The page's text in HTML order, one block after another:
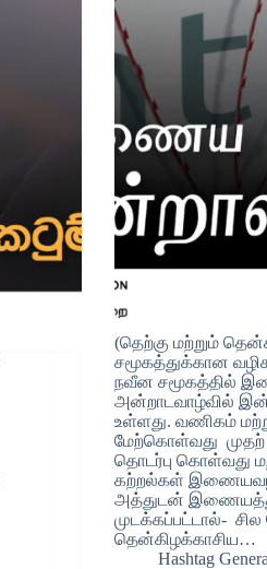
(தெற்கு மற்றும்
சமூகத்துக்கான
நவீன சமூகத்தில்
அன்றாடவாழ்வில்
உள்ளது. வணிகம்
மேற்கொள்வது
தொடர்பு கொள்வது
கற்றல்கள்
அத்துடன்
முடக்கப்பட்டால்- சில
தென்கிழக்காசிய…
Hashtag